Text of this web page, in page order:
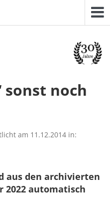
noch
am 11.12.2014 in:
aus den archivierten
2022 automatisch